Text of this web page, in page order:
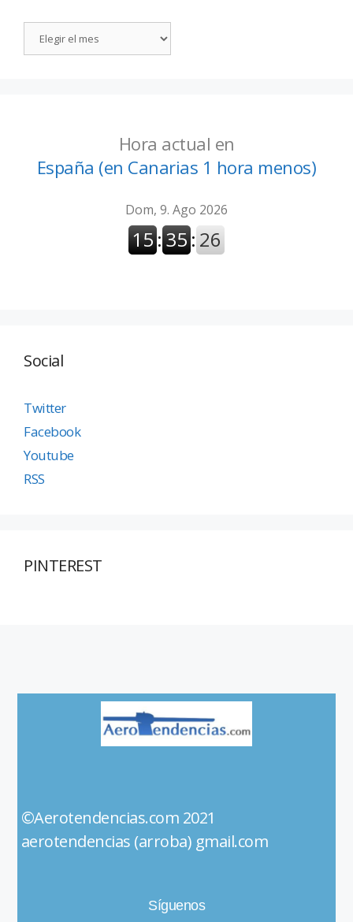
Hora actual en
España (en Canarias 1 hora menos)
Social
Twitter
Facebook
Youtube
RSS
PINTEREST
©Aerotendencias.com 2021
aerotendencias (arroba) gmail.com
Síguenos